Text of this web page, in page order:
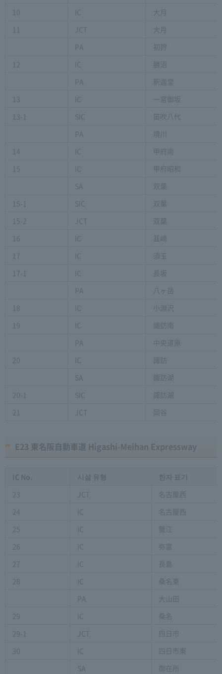
10
IC
大月
11
JCT
大月
PA
初狩
12
IC
勝沼
PA
釈迦堂
13
IC
一宮御坂
13-1
SIC
笛吹八代
PA
境川
14
IC
甲府南
15
IC
甲府昭和
SA
双葉
15-1
SIC
双葉
15-2
JCT
双葉
16
IC
韮崎
17
IC
須玉
17-1
IC
長坂
PA
八ヶ岳
18
IC
小淵沢
19
IC
諏訪南
PA
中央道原
20
IC
諏訪
SA
諏訪湖
20-1
SIC
諏訪湖
21
JCT 岡谷
E23 東名阪自動車道 Higashi-Meihan Expressway
23
JCT
名古屋西
24
IC
名古屋西
25
IC
蟹江
26
IC
弥富
27
IC
長島
28
IC
桑名東
PA
大山田
29
IC
桑名
29-1
JCT
四日市
30
IC
四日市東
SA
御在所